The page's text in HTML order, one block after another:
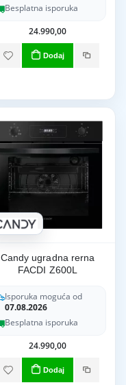
Besplatna isporuka
24.990,00
Dodaj
Candy ugradna rerna
FACDI Z600L
Isporuka moguća od
07.08.2026
Besplatna isporuka
24.990,00
Dodaj